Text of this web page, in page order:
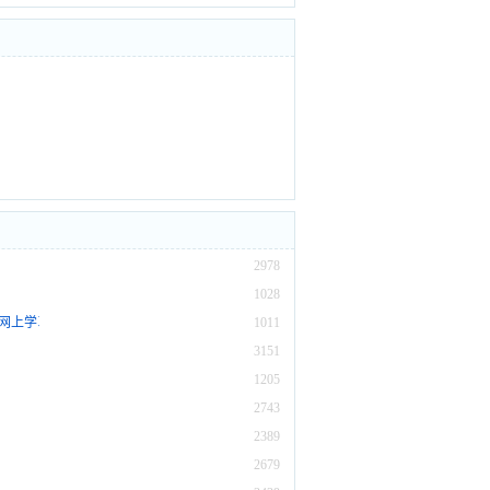
2978
1028
1011
上学习|在线学习英语
3151
1205
2743
2389
2679